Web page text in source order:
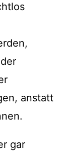
anstatt
gar